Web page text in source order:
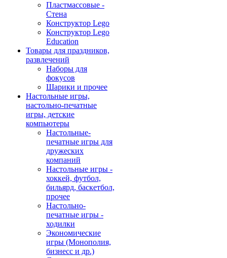
Пластмассовые -
Стена
Конструктор Lego
Конструктор Lego
Education
Товары для праздников,
развлечений
Наборы для
фокусов
Шарики и прочее
Настольные игры,
настольно-печатные
игры, детские
компьютеры
Настольные-
печатные игры для
дружеских
компаний
Настольные игры -
хоккей, футбол,
бильярд, баскетбол,
прочее
Настольно-
печатные игры -
ходилки
Экономические
игры (Монополия,
бизнесс и др.)